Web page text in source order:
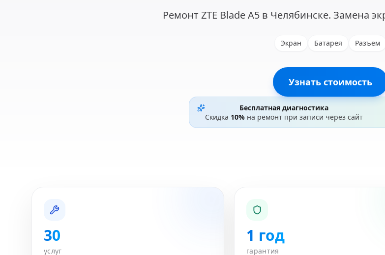
Ремонт ZTE Blade A5 в Челябинске. Замена
Экран Батарея Разъем
Узнать стоимость
Бесплатная диагностика
Скидка 10% на ремонт при записи через сайт
30
услуг
1 год
гарантия